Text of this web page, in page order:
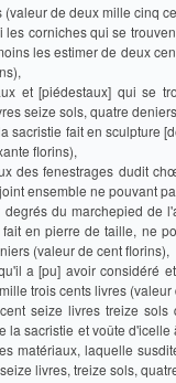
(valeur de deux mille cinq
les corniches qui se
les estimer de deux
et [piédestaux] qui se
seize sols, quatre
sacristie fait en sculpture
florins),
des fenestrages dudit
ensemble ne pouvant
du marchepied de
en pierre de taille, ne
(valeur de cent florins),
a [pu] avoir considéré
trois cents livres
seize livres treize
la sacristie et voûte
matériaux, laquelle
livres, treize sols,